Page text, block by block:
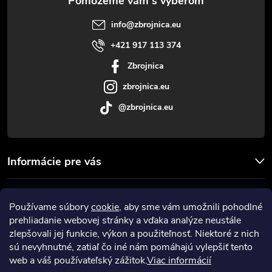
Používame súborycookie, aby sme vám umožnili pohodlné
prehliadanie webovej stránky a vďaka analýze neustále
zlepšovali jej funkcie, výkon a použiteľnosť. Niektoré z nich
sú nevyhnutné, zatiaľ čo iné nám pomáhajú vylepšiť tento
web a váš používateľský zážitok.Viac informácií
Informácie pre vás
Prijímame online platby
info@zbrojnica.eu
+421 917 113 374
Zbrojnica
zbrojnica.eu
@zbrojnica.eu